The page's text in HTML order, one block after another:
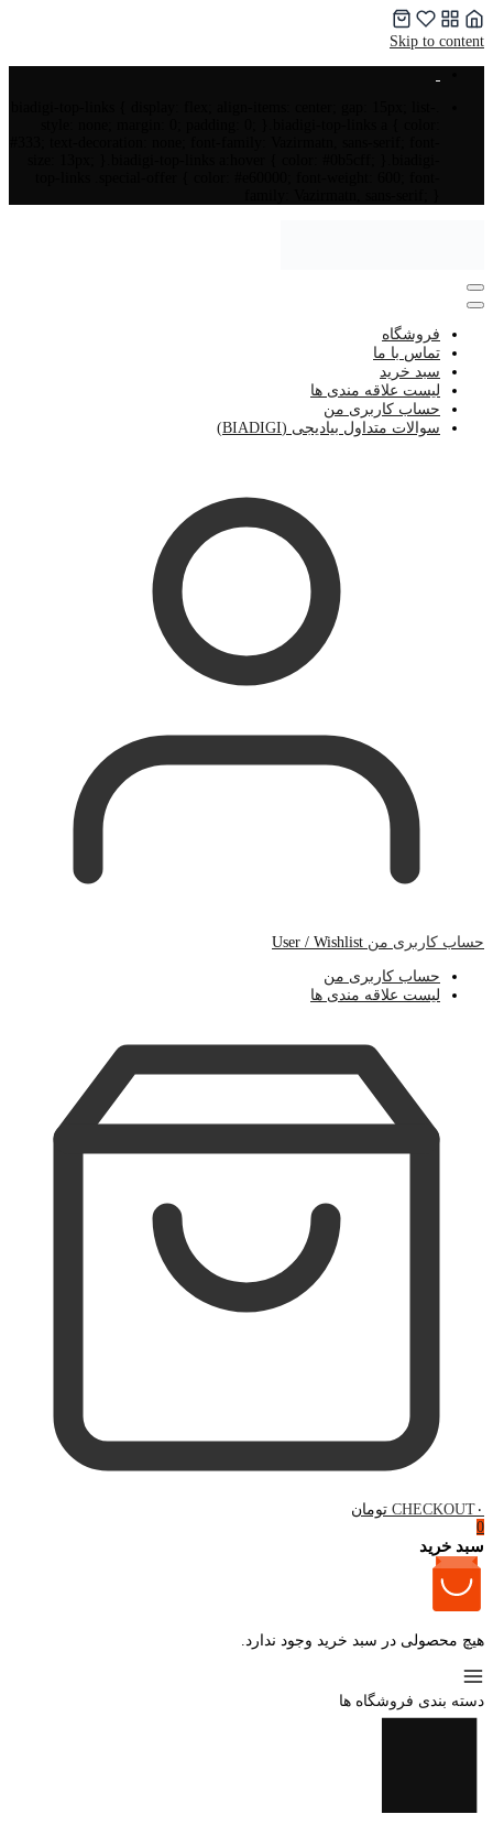
Skip to content
فروشگاه
تماس با ما
سبد خرید
لیست علاقه مندی ها
حساب کاربری من
سوالات متداول بیادیجی (BIADIGI)
حساب کاربری من User / Wishlist
حساب کاربری من
لیست علاقه مندی ها
CHECKOUT ۰ تومان
0
سبد خرید
هیچ محصولی در سبد خرید وجود ندارد.
دسته بندی فروشگاه ها